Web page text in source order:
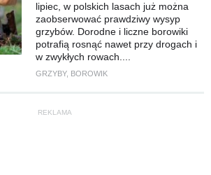
lipiec, w polskich lasach już można
zaobserwować prawdziwy wysyp
grzybów. Dorodne i liczne borowiki
potrafią rosnąć nawet przy drogach i
w zwykłych rowach....
GRZYBY, BOROWIK
REKLAMA